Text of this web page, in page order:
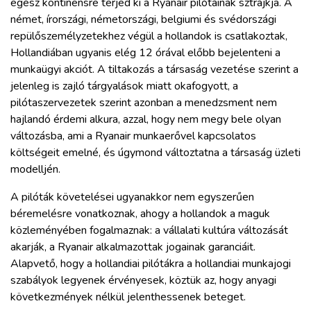
ARCHÍVUM
WEBSHOP
BELÉPÉS
REGISZTRÁCIÓ
német, írországi, németországi, belgiumi és svédországi
repülőszemélyzetekhez végül a hollandok is csatlakoztak,
Hollandiában ugyanis elég 12 órával előbb bejelenteni a
munkaügyi akciót. A tiltakozás a társaság vezetése szerint a
jelenleg is zajló tárgyalások miatt okafogyott, a
pilótaszervezetek szerint azonban a menedzsment nem
hajlandó érdemi alkura, azzal, hogy nem megy bele olyan
változásba, ami a Ryanair munkaerővel kapcsolatos
költségeit emelné, és úgymond változtatna a társaság üzleti
modelljén.
A pilóták követelései ugyanakkor nem egyszerűen
béremelésre vonatkoznak, ahogy a hollandok a maguk
közleményében fogalmaznak: a vállalati kultúra változását
akarják, a Ryanair alkalmazottak jogainak garanciáit.
Alapvető, hogy a hollandiai pilótákra a hollandiai munkajogi
szabályok legyenek érvényesek, köztük az, hogy anyagi
következmények nélkül jelenthessenek beteget.